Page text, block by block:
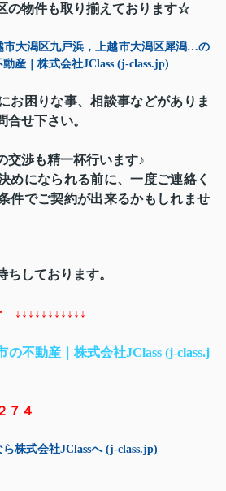
の物件も取り揃えております☆
市大潟区九戸浜，上越市大潟区犀潟…の
産｜株式会社JClass (j-class.jp)
お困りな事、相談事などがありま
合せ下さい。
交渉も精一杯行います♪
めになられる前に、一度ご連絡く
件でご契約が出来るかもしれませ
ちしております。
↓↓↓↓↓↓↓↓↓↓↓
の不動産｜株式会社JClass (j-class.j
７４
ら株式会社JClassへ (j-class.jp)